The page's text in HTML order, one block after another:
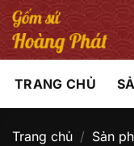
Bỏ
qua
nội
TRANG CHỦ
Trang chủ / Sản